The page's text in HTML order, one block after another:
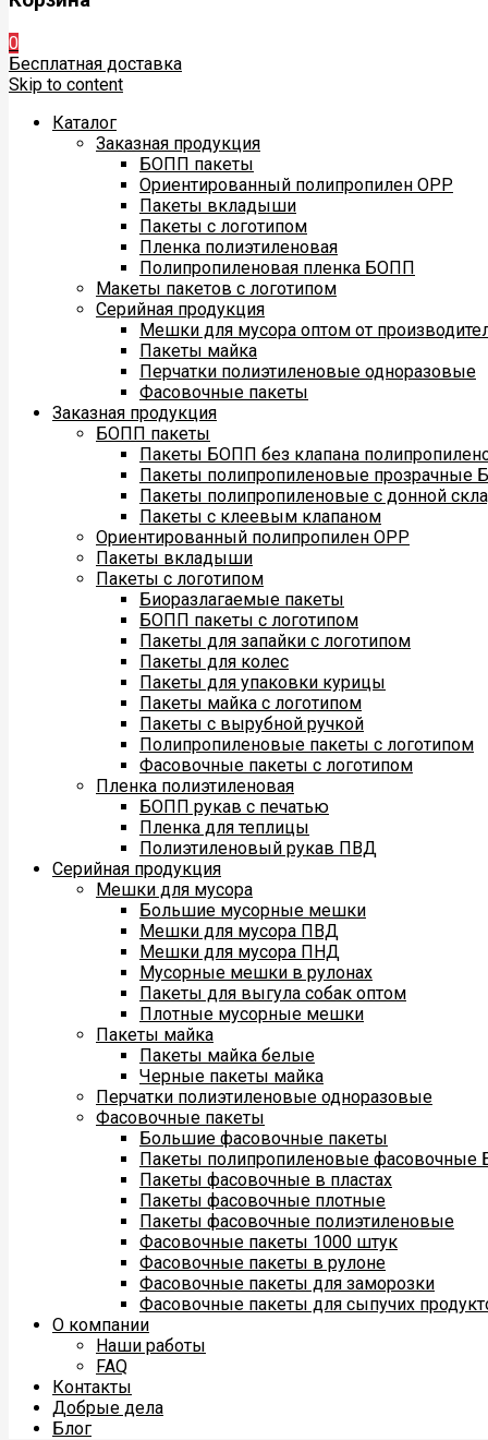
0
Бесплатная доставка
Skip to content
Каталог
Заказная продукция
БОПП пакеты
Ориентированный полипропилен ОРР
Пакеты вкладыши
Пакеты с логотипом
Пленка полиэтиленовая
Полипропиленовая пленка БОПП
Макеты пакетов с логотипом
Серийная продукция
Мешки для мусора оптом от
Пакеты майка
Перчатки полиэтиленовые одноразовые
Фасовочные пакеты
Заказная продукция
БОПП пакеты
Пакеты БОПП без клапана
Пакеты полипропиленовые прозрачные
Пакеты полипропиленовые с донной
Пакеты с клеевым клапаном
Ориентированный полипропилен ОРР
Пакеты вкладыши
Пакеты с логотипом
Биоразлагаемые пакеты
БОПП пакеты с логотипом
Пакеты для запайки с логотипом
Пакеты для колес
Пакеты для упаковки курицы
Пакеты майка с логотипом
Пакеты с вырубной ручкой
Полипропиленовые пакеты с логотипом
Фасовочные пакеты с логотипом
Пленка полиэтиленовая
БОПП рукав с печатью
Пленка для теплицы
Полиэтиленовый рукав ПВД
Серийная продукция
Мешки для мусора
Большие мусорные мешки
Мешки для мусора ПВД
Мешки для мусора ПНД
Мусорные мешки в рулонах
Пакеты для выгула собак оптом
Плотные мусорные мешки
Пакеты майка
Пакеты майка белые
Черные пакеты майка
Перчатки полиэтиленовые одноразовые
Фасовочные пакеты
Большие фасовочные пакеты
Пакеты полипропиленовые
Пакеты фасовочные в пластах
Пакеты фасовочные плотные
Пакеты фасовочные полиэтиленовые
Фасовочные пакеты 1000 штук
Фасовочные пакеты в рулоне
Фасовочные пакеты для заморозки
Фасовочные пакеты для сыпучих
О компании
Наши работы
FAQ
Контакты
Добрые дела
Блог